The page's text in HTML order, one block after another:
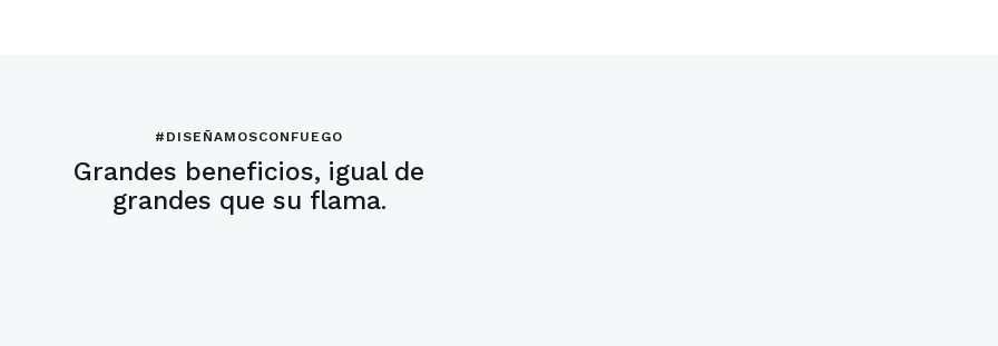
#DISEÑAMOSCONFUEGO
Grandes beneficios, igual de
grandes que su flama.